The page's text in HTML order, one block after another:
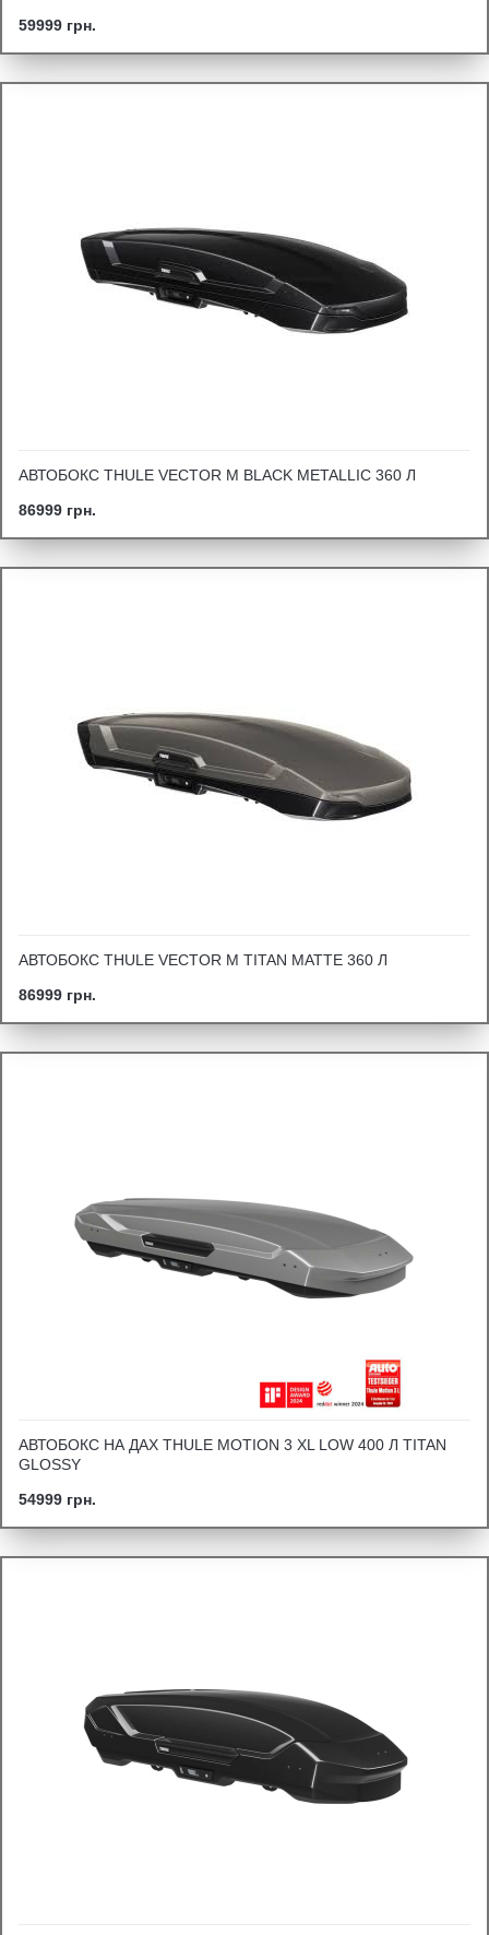
59999 грн.
АВТОБОКС THULE VECTOR M BLACK METALLIC 360 Л
86999 грн.
АВТОБОКС THULE VECTOR M TITAN MATTE 360 Л
86999 грн.
АВТОБОКС НА ДАХ THULE MOTION 3 XL LOW 400 Л TITAN
GLOSSY
54999 грн.